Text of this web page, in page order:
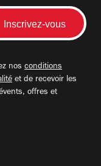
nos conditions
et de recevoir les
offres et